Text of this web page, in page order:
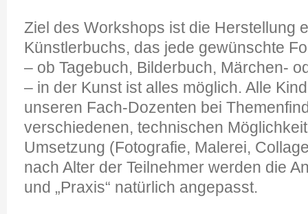
Ziel des Workshops ist die Herstellung
Künstlerbuchs, das jede gewünschte
– ob Tagebuch, Bilderbuch, Märchen-
– in der Kunst ist alles möglich. Alle
unseren Fach-Dozenten bei
verschiedenen, technischen
Umsetzung (Fotografie, Malerei,
nach Alter der Teilnehmer werden die
und „Praxis“ natürlich angepasst.